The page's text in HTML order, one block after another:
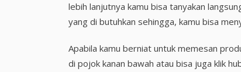
lebih lanjutnya kamu bisa tanyakan
yang di butuhkan sehingga, kamu bisa
Apabila kamu berniat untuk memesan
di pojok kanan bawah atau bisa juga klik